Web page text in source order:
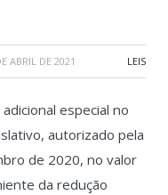
ABRIL DE 2021 LEIS
especial no
autorizado pela
de 2020, no valor
da redução